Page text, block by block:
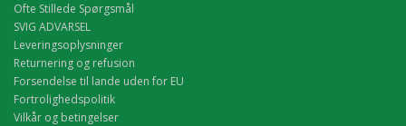
Ofte Stillede Spørgsmål
SVIG ADVARSEL
Leveringsoplysninger
Returnering og refusion
Forsendelse til lande uden for EU
Fortrolighedspolitik
Vilkår og betingelser